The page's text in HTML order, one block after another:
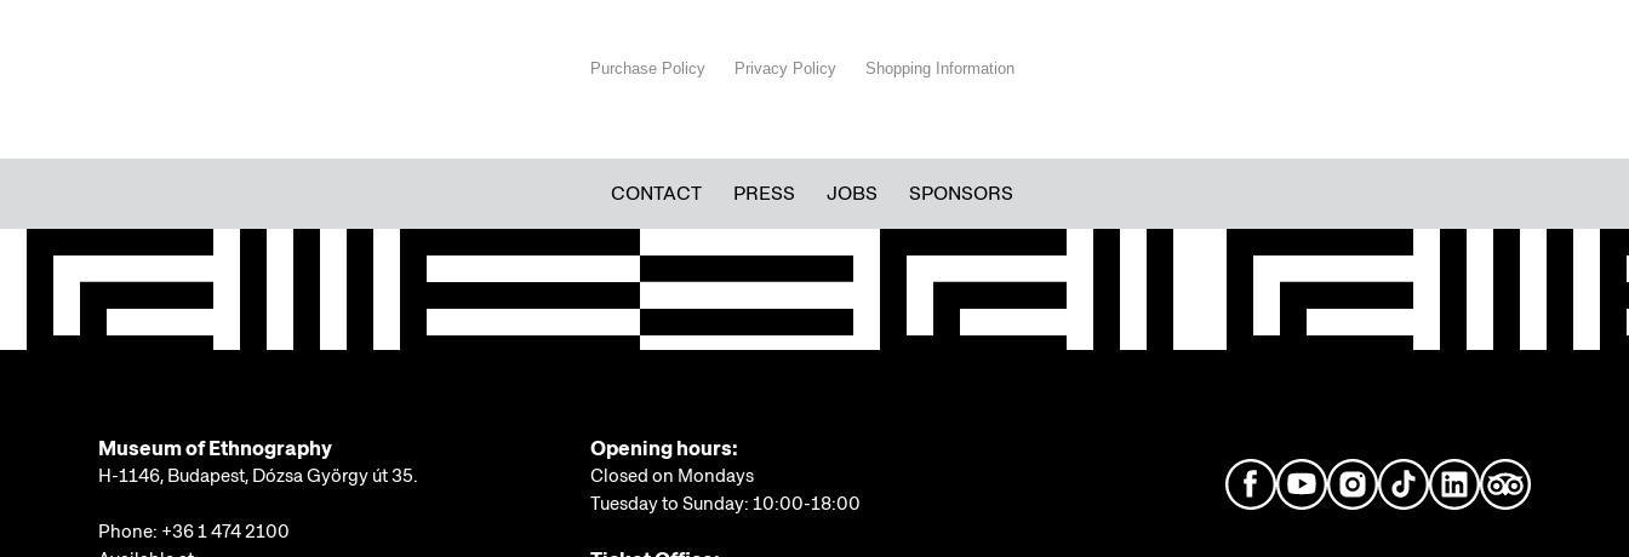
budapesti Néprajzi Múzeum új
Purchase Policy Privacy Policy Shopping Information
CONTACT PRESS JOBS SPONSORS
Museum of Ethnography
H-1146, Budapest, Dózsa György út 35.
Phone: +36 1 474 2100
Opening hours:
Closed on Mondays
Tuesday to Sunday: 10:00-18:00